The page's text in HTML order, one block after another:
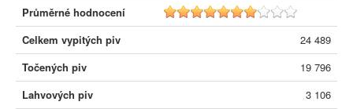
Průměrné hodnocení
6.6
Celkem vypitých piv
24 489
Točených piv
19 796
Lahvových piv
3 106